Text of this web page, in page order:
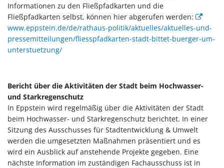
Informationen zu den Fließpfadkarten und die
Fließpfadkarten selbst, können hier abgerufen werden:
www.eppstein.de/de/rathaus-politik/aktuelles/aktuelles-und-
pressemitteilungen/fliesspfadkarten-stadt-bittet-buerger-um-
unterstuetzung/
Bericht über die Aktivitäten der Stadt beim Hochwasser-
und Starkregenschutz
In Eppstein wird regelmäßig über die Aktivitäten der Stadt
beim Hochwasser- und Starkregenschutz berichtet. In einer
Sitzung des Ausschusses für Stadtentwicklung & Umwelt
werden die umgesetzten Maßnahmen präsentiert und es
wird ein Ausblick auf anstehende Projekte gegeben. Eine
nächste Information im zuständigen Fachausschuss ist in